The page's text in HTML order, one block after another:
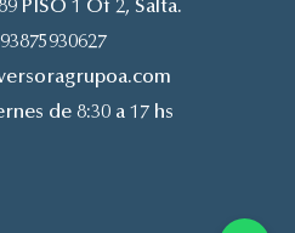
PISO 1 Of 2, Salta.
de 8:30 a 17 hs